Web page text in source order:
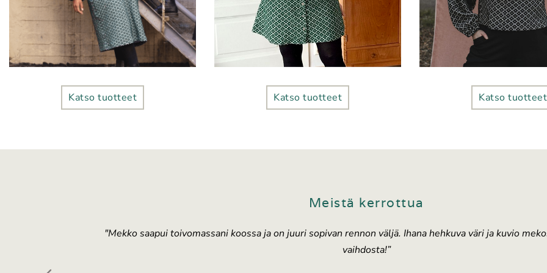
Katso tuotteet Katso tuotteet Katso tuotteet
Meistä kerrottua
"Mekko saapui toivomassani koossa ja on juuri sopivan rennon väljä. Ihana hehkuva väri ja kuvio
vaihdosta!”